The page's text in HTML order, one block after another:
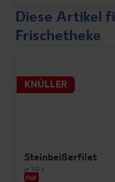
Diese Artikel
Frischetheke
KNÜLLER
Steinbeißerfilet
je 100 g
nur